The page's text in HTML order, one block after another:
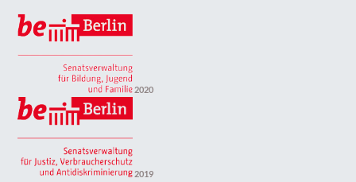
2020
2019